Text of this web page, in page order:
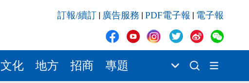
訂報/續訂 廣告服務 PDF電子報 電子報
文化 地方 招商 專題